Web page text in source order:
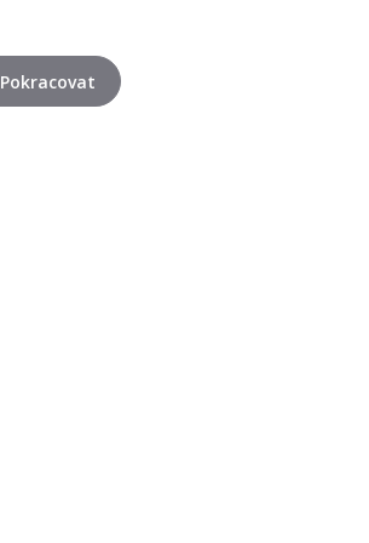
Pokracovat